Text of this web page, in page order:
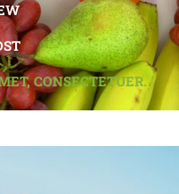
CONSECTETUER.